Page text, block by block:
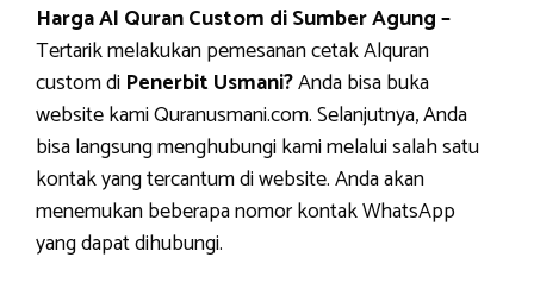
Harga Al Quran Custom di Sumber Agung –
Tertarik melakukan pemesanan cetak Alquran
custom di Penerbit Usmani?Anda bisa buka
website kami Quranusmani.com. Selanjutnya, Anda
bisa langsung menghubungi kami melalui salah satu
kontak yang tercantum di website. Anda akan
menemukan beberapa nomor kontak WhatsApp
yang dapat dihubungi.